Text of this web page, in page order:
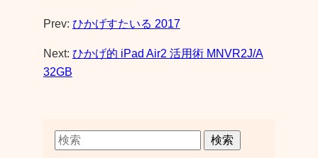
Prev: ひかげすたいる 2017
Next: ひかげ的 iPad Air2 活用術 MNVR2J/A
32GB
検索